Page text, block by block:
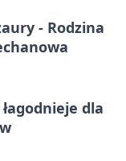
- Rodzina
dla